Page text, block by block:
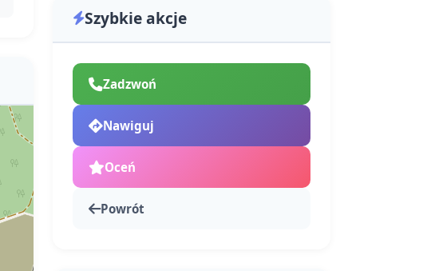
Szybkie akcje
Zadzwoń
Nawiguj
Oceń
Powrót